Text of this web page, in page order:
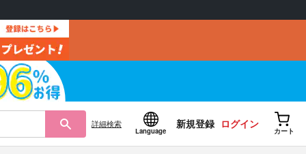
詳細検索
Language
新規登録 ログイン
カート